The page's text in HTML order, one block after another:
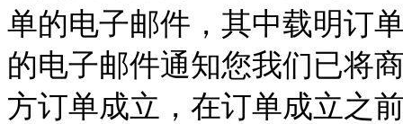
单的电子邮件，其中载明订
的电子邮件通知您我们已将
方订单成立，在订单成立之